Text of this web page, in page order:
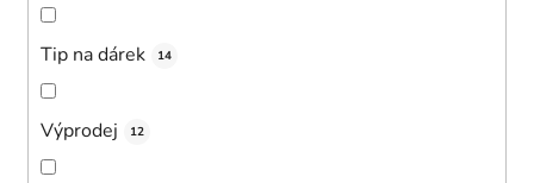
Tip na dárek 14
Výprodej 12